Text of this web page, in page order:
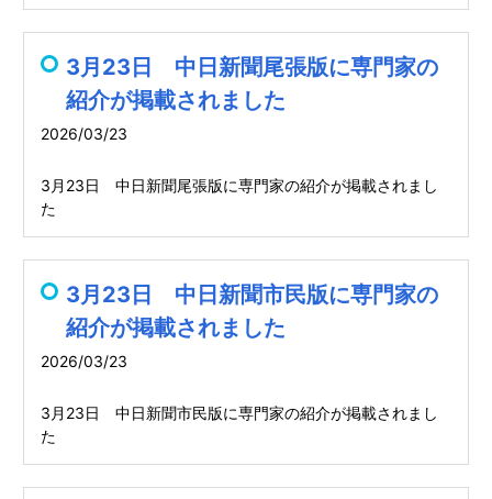
3月23日 中日新聞尾張版に専門家の
紹介が掲載されました
2026/03/23
3月23日 中日新聞尾張版に専門家の紹介が掲載されまし
た
3月23日 中日新聞市民版に専門家の
紹介が掲載されました
2026/03/23
3月23日 中日新聞市民版に専門家の紹介が掲載されまし
た